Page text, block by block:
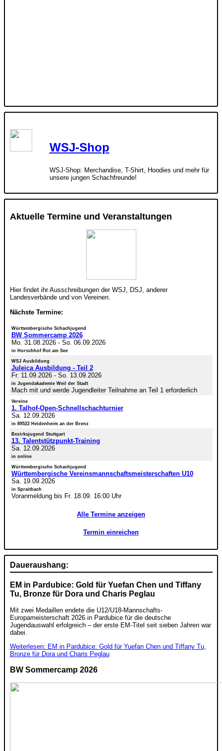
WSJ-Shop
WSJ-Shop: Merchandise, T-Shirt, Hoodies und mehr für
unsere jungen Schachfreunde!
Aktuelle Termine und Veranstaltungen
Hier findet ihr Ausschreibungen der WSJ, DSJ, anderer
Landesverbände und von Vereinen.
Nächste Termine:
Württembergische Schachjugend
BW Sommercamp 2026
Mo. 31.08.2026- So. 06.09.2026
in Horschhof Rot am See
WSJ Ausbildung
Juleica Ausbildung - Teil 2
Fr. 11.09.2026- So. 13.09.2026
in Jugendakademie Weil der Stadt
Mach mit und werde Jugendleiter Teilnahme an Teil 1 erforderlich
Vereine
1. Talhof-Open-Schnellschachturnier
Sa. 12.09.2026
in 89522 Heidenheim an der Brenz
Bezirksjugend Stuttgart
13. Talentstützpunkt-Training
Sa. 12.09.2026
in online
Württembergische Schachjugend
Württembergische Vereinsmannschaftsmeisterschaften U10
Sa. 19.09.2026
in Spraitbach
Voranmeldung bis Fr. 18.09. 16:00 Uhr
Alle Termine anzeigen
Termin einreichen
Daueraushang:
EM in Pardubice: Gold für Yuefan Chen und Tiffany
Tu, Bronze für Dora und Charis Peglau
Mit zwei Medaillen endete die U12/U18-Mannschafts-
Europameisterschaft 2026 in Pardubice für die deutsche
Jugendauswahl erfolgreich – der erste EM-Titel seit sieben Jahren war
dabei.
Weiterlesen: EM in Pardubice: Gold für Yuefan Chen und Tiffany Tu,
Bronze für Dora und Charis Peglau
BW Sommercamp 2026